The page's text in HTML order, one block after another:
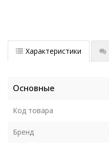
Характеристики
Основные
Код товара
Бренд